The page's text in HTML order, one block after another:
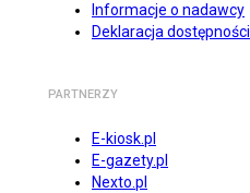
Informacje o nadawcy
Deklaracja dostępności
PARTNERZY
E-kiosk.pl
E-gazety.pl
Nexto.pl